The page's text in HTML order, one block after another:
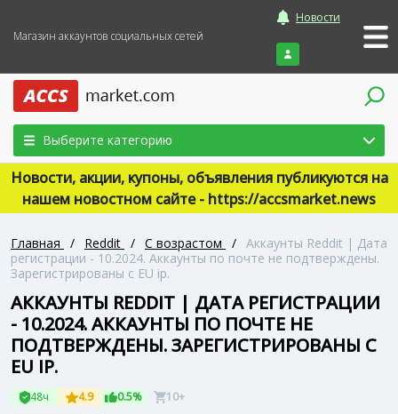
Магазин аккаунтов социальных сетей
Новости
Войти
Выберите категорию
Новости, акции, купоны, объявления публикуются на
нашем новостном сайте - https://accsmarket.news
Главная / Reddit / С возрастом / Аккаунты Reddit | Дата
регистрации - 10.2024. Аккаунты по почте не подтверждены.
Зарегистрированы с EU ip.
АККАУНТЫ REDDIT | ДАТА РЕГИСТРАЦИИ
- 10.2024. АККАУНТЫ ПО ПОЧТЕ НЕ
ПОДТВЕРЖДЕНЫ. ЗАРЕГИСТРИРОВАНЫ С
EU IP.
48ч 4.9 0.5% 10+